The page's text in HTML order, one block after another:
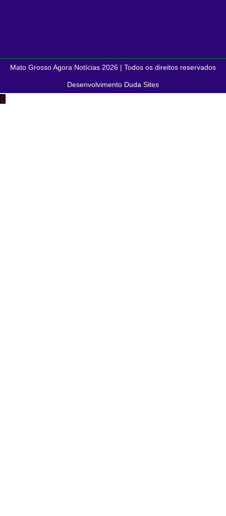
Mato Grosso Agora Notícias 2026 | Todos os direitos reservados
Desenvolvimento Duda Sites